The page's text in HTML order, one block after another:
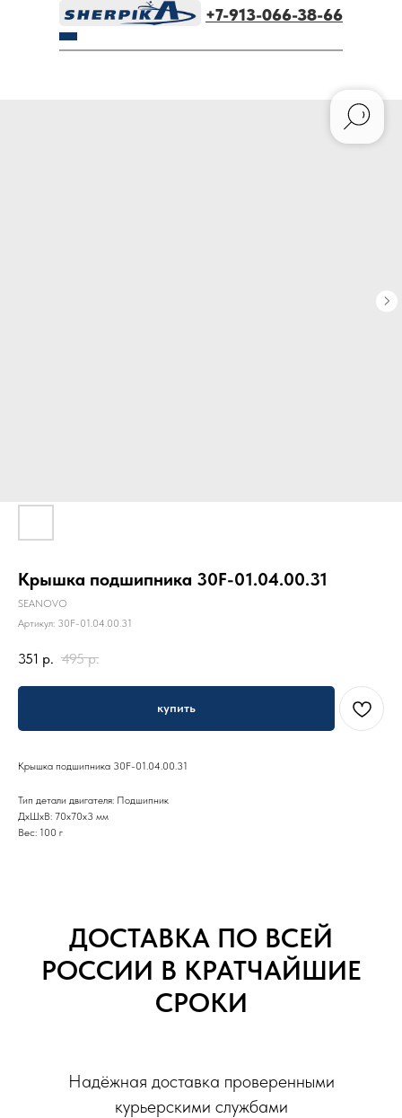
+7-913-066-38-66
Крышка подшипника 30F-01.04.00.31
SEANOVO
Артикул: 30F-01.04.00.31
351 р. 495 р.
купить
Крышка подшипника 30F-01.04.00.31
Тип детали двигателя: Подшипник
ДxШxВ: 70x70x3 мм
Вес: 100 г
ДОСТАВКА ПО ВСЕЙ
РОССИИ В КРАТЧАЙШИЕ
СРОКИ
Надёжная доставка проверенными
курьерскими службами